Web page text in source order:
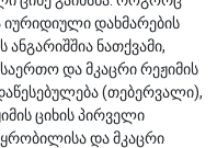
დახმარების
ნათქვამი,
და მკაცრი რეჟიმის
(თებერვალი),
ციხის პირველი
და მკაცრი